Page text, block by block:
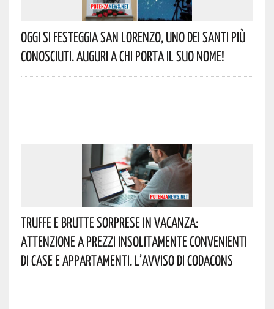
Oggi Si Festeggia San Lorenzo, Uno Dei Santi Più
Conosciuti. Auguri A Chi Porta Il Suo Nome!
Truffe E Brutte Sorprese In Vacanza:
Attenzione A Prezzi Insolitamente Convenienti
Di Case E Appartamenti. L’avviso Di Codacons